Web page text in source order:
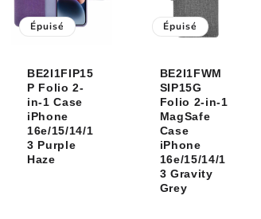
Épuisé
BE2I1FIP15
P Folio 2-
in-1 Case
iPhone
16e/15/14/1
3 Purple
Haze
Épuisé
BE2I1FWM
SIP15G
Folio 2-in-1
MagSafe
Case
iPhone
16e/15/14/1
3 Gravity
Grey